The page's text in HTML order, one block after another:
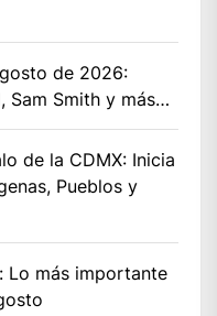
de 2026:
Sam Smith y más…
de la CDMX: Inicia
Pueblos y
Lo más importante